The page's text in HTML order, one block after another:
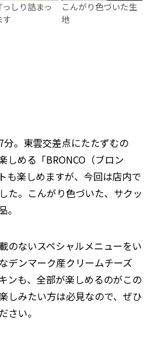
っしり詰まっ
す
こんがり色づいた生
地
。東雲交差点にたたずむの
しめる「BRONCO（ブロン
も楽しめますが、今回は店内で
た。こんがり色づいた、サクッ
のないスペシャルメニューをい
デンマーク産クリームチーズ
ンも、全部が楽しめるのがこの
しみたい方は必見なので、ぜひ
さい。